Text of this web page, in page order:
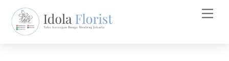
content